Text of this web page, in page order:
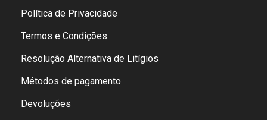
Política de Privacidade
Termos e Condições
Resolução Alternativa de Litígios
Métodos de pagamento
Devoluções